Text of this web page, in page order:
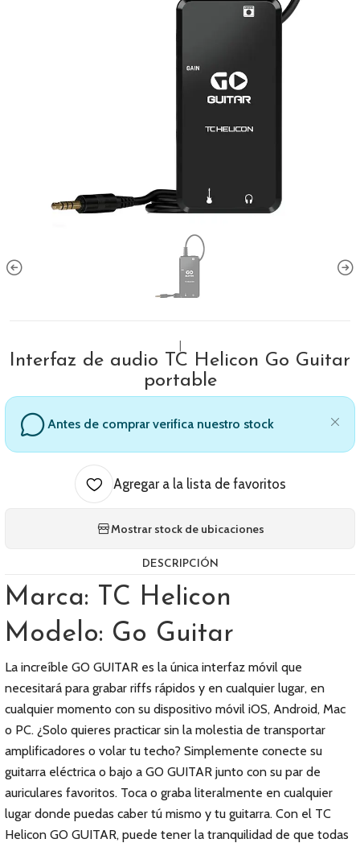
Interfaz de audio TC Helicon Go Guitar
portable
Antes de comprar verifica nuestro stock
Agregar a la lista de favoritos
Mostrar stock de ubicaciones
DESCRIPCIÓN
Marca: TC Helicon
Modelo: Go Guitar
La increíble GO GUITAR es la única interfaz móvil que
necesitará para grabar riffs rápidos y en cualquier lugar, en
cualquier momento con su dispositivo móvil iOS, Android, Mac
o PC. ¿Solo quieres practicar sin la molestia de transportar
amplificadores o volar tu techo? Simplemente conecte su
guitarra eléctrica o bajo a GO GUITAR junto con su par de
auriculares favoritos. Toca o graba literalmente en cualquier
lugar donde puedas caber tú mismo y tu guitarra. Con el TC
Helicon GO GUITAR, puede tener la tranquilidad de que todas